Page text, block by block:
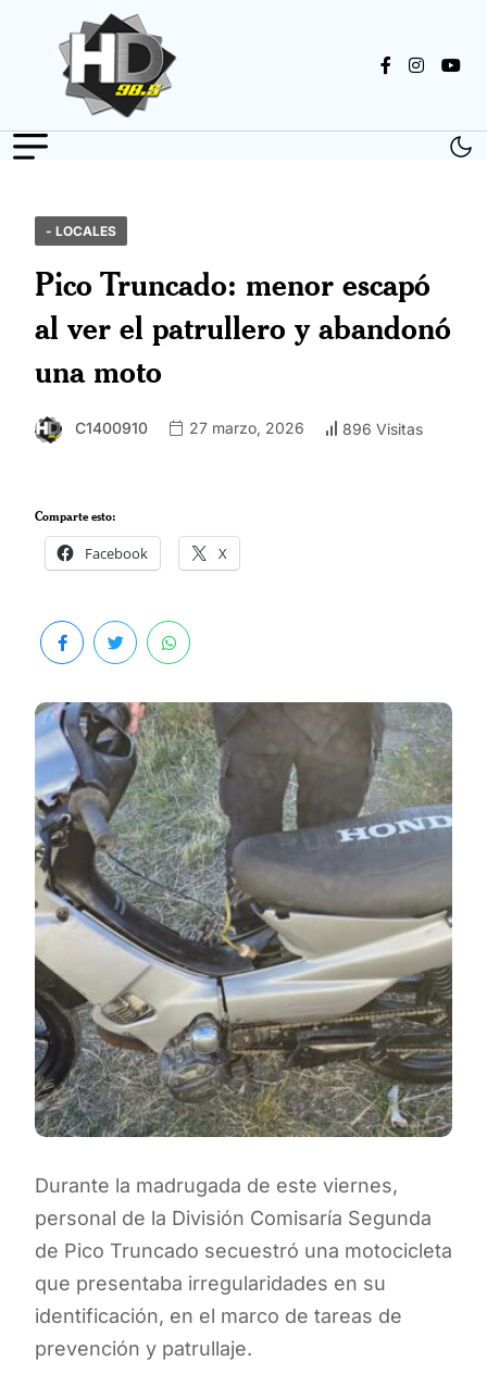
- LOCALES
Pico Truncado: menor escapó
al ver el patrullero y abandonó
una moto
C1400910 27 marzo, 2026 896 Visitas
Comparte esto:
Facebook X
Durante la madrugada de este viernes,
personal de la División Comisaría Segunda
de Pico Truncado secuestró una motocicleta
que presentaba irregularidades en su
identificación, en el marco de tareas de
prevención y patrullaje.